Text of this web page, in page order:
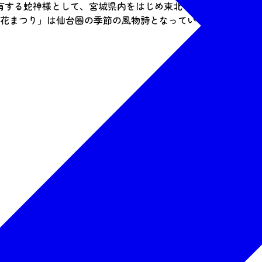
る蛇神様として、宮城県内をはじめ東北一円より広く信仰
つり」は仙台圏の季節の風物詩となっている。